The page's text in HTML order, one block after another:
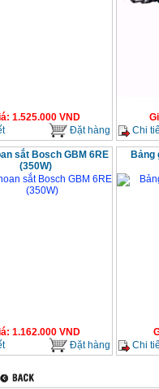
: 1.525.000VND
Đặt hàng
Chi
sắt Bosch GBM 6RE
(350W)
: 1.162.000VND
Đặt hàng
Bảng
Chi